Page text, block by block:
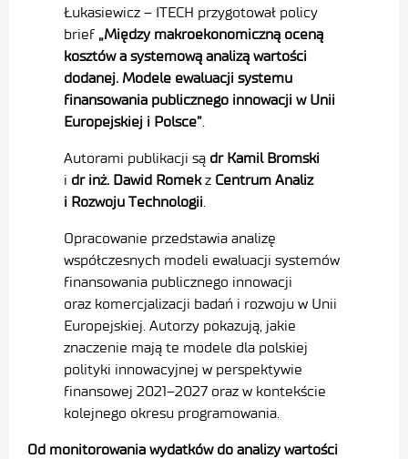
Łukasiewicz – ITECH przygotował policy
brief „Między makroekonomiczną oceną
kosztów a systemową analizą wartości
dodanej. Modele ewaluacji systemu
finansowania publicznego innowacji w Unii
Europejskiej i Polsce”.
Autorami publikacji są dr Kamil Bromski
i dr inż. Dawid Romekz Centrum Analiz
i Rozwoju Technologii.
Opracowanie przedstawia analizę
współczesnych modeli ewaluacji systemów
finansowania publicznego innowacji
oraz komercjalizacji badań i rozwoju w Unii
Europejskiej. Autorzy pokazują, jakie
znaczenie mają te modele dla polskiej
polityki innowacyjnej w perspektywie
finansowej 2021–2027 oraz w kontekście
kolejnego okresu programowania.
Od monitorowania wydatków do analizy wartości